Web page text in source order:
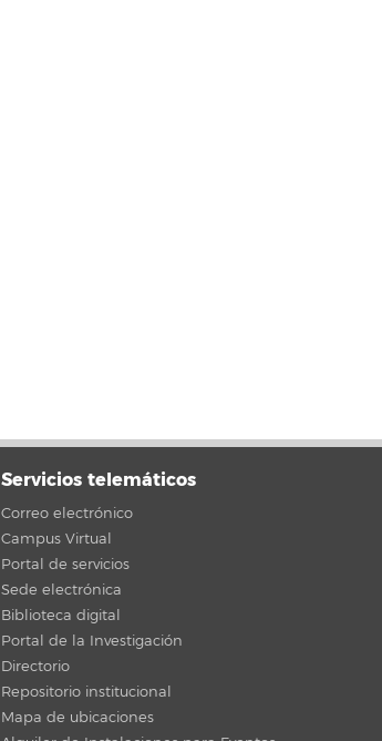
Servicios telemáticos
Correo electrónico
Campus Virtual
Portal de servicios
Sede electrónica
Biblioteca digital
Portal de la Investigación
Directorio
Repositorio institucional
Mapa de ubicaciones